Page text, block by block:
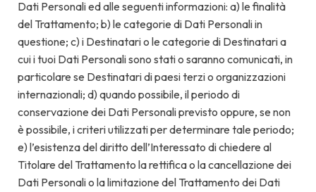
Dati Personali ed alle seguenti informazioni: a) le finalità
del Trattamento; b) le categorie di Dati Personali in
questione; c) i Destinatari o le categorie di Destinatari a
cui i tuoi Dati Personali sono stati o saranno comunicati, in
particolare se Destinatari di paesi terzi o organizzazioni
internazionali; d) quando possibile, il periodo di
conservazione dei Dati Personali previsto oppure, se non
è possibile, i criteri utilizzati per determinare tale periodo;
e) l’esistenza del diritto dell’Interessato di chiedere al
Titolare del Trattamento la rettifica o la cancellazione dei
Dati Personali o la limitazione del Trattamento dei Dati